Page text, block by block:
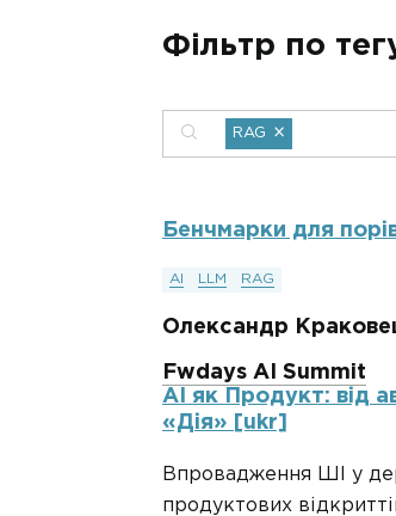
Фільтр по
RAG ×
Бенчмарки для
AI LLM RAG
Олександр
Fwdays AI Summit
AI як Продукт: від
«Дія» [ukr]
Впровадження ШІ у
продуктових